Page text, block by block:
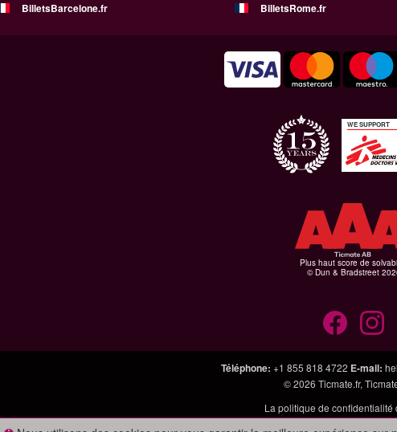
BilletsBarcelone.fr
BilletsRome.fr
WE SUPPORT
Plus haut score de
© Dun & Bradstreet
Téléphone: +1 855 818 4722 E-mail:
© 2026 Ticmate.fr,
La politique de confidentialité